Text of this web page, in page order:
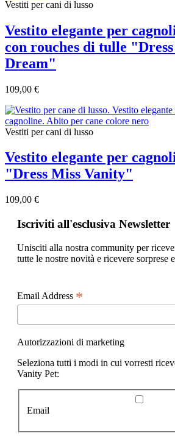
Vestiti per cani di lusso
Vestito elegante per
con rouches di tulle
Dream"
109,00 €
Vestiti per cani di lusso
Vestito elegante per
"Dress Miss Vanity"
109,00 €
Iscriviti all'esclusiva Newsletter
Unisciti alla nostra community per
tutte le nostre novità e ricevere sorprese
Email Address *
Autorizzazioni di marketing
Seleziona tutti i modi in cui vorresti
Vanity Pet:
Email